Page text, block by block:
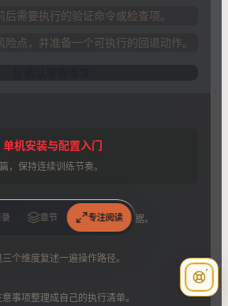
需要执行的验证命令或检查项。
点，并准备一个可执行的回退动作。
机安装与配置入门
，保持连续训练节奏。
作为后续复习和能力地图的依据。
个维度复述一遍操作路径。
事项整理成自己的执行清单。
录 章节 专注阅读